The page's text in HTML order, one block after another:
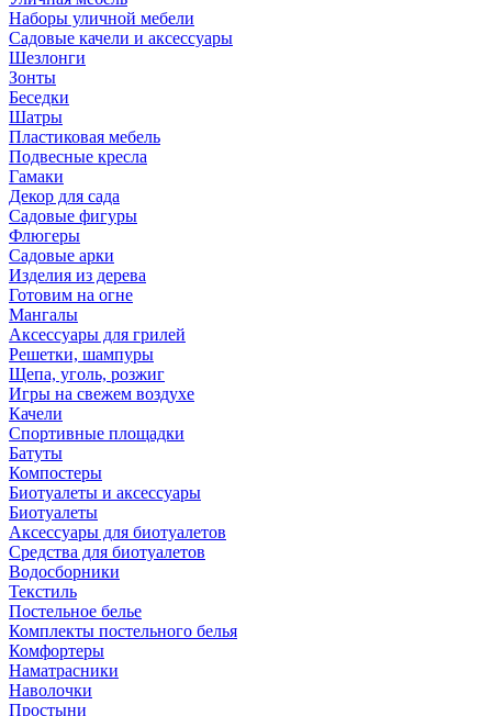
Наборы уличной мебели
Садовые качели и аксессуары
Шезлонги
Зонты
Беседки
Шатры
Пластиковая мебель
Подвесные кресла
Гамаки
Декор для сада
Садовые фигуры
Флюгеры
Садовые арки
Изделия из дерева
Готовим на огне
Мангалы
Аксессуары для грилей
Решетки, шампуры
Щепа, уголь, розжиг
Игры на свежем воздухе
Качели
Спортивные площадки
Батуты
Компостеры
Биотуалеты и аксессуары
Биотуалеты
Аксессуары для биотуалетов
Средства для биотуалетов
Водосборники
Текстиль
Постельное белье
Комплекты постельного белья
Комфортеры
Наматрасники
Наволочки
Простыни